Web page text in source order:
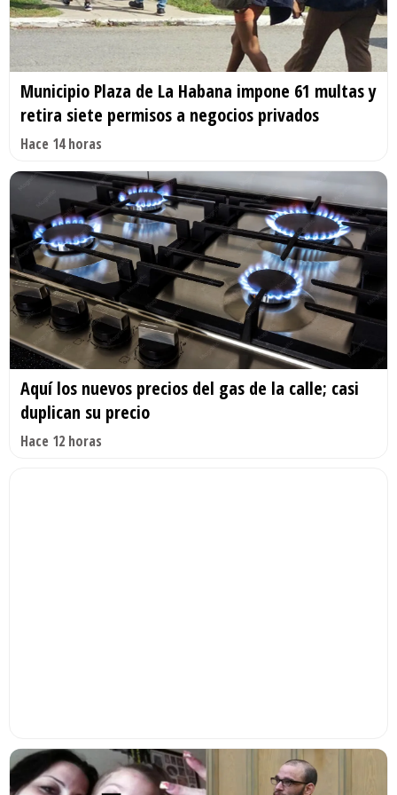
Municipio Plaza de La Habana impone 61 multas y
retira siete permisos a negocios privados
Hace 14 horas
Aquí los nuevos precios del gas de la calle; casi
duplican su precio
Hace 12 horas